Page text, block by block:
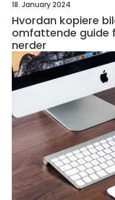
18. January 2024
Hvordan kopiere
omfattende
nerder